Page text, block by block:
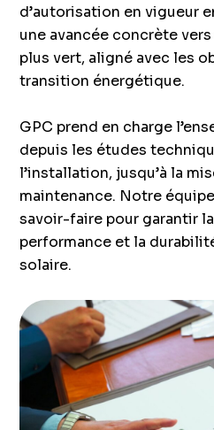
d’autorisation en vigueur
une avancée concrète
plus vert, aligné avec les
transition énergétique.
GPC prend en charge
depuis les études
l’installation, jusqu’à la
maintenance. Notre
savoir-faire pour garantir
performance et la
solaire.